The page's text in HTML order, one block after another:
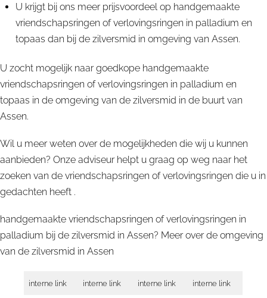
U krijgt bij ons meer prijsvoordeel op handgemaakte
vriendschapsringen of verlovingsringen in palladium en
topaas dan bij de zilversmid in omgeving van Assen.
U zocht mogelijk naar goedkope handgemaakte
vriendschapsringen of verlovingsringen in palladium en
topaas in de omgeving van de zilversmid in de buurt van
Assen.
Wil u meer weten over de mogelijkheden die wij u kunnen
aanbieden? Onze adviseur helpt u graag op weg naar het
zoeken van de vriendschapsringen of verlovingsringen die u in
gedachten heeft .
handgemaakte vriendschapsringen of verlovingsringen in
palladium bij de zilversmid in Assen? Meer over de omgeving
van de zilversmid in Assen
interne link interne link interne link interne link